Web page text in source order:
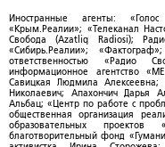
Иностранные агенты:
«Крым.Реалии»; «Телеканал
Свобода (Azatliq Radiosi);
«Сибирь.Реалии»;
ответственностью «Радио
информационное агентство
Савицкая Людмила Алексеевна;
Николаевич; Апахончич Дарья
Альбац; «Центр по работе с
общественная организация
образовательных проектов
благотворительный фонд